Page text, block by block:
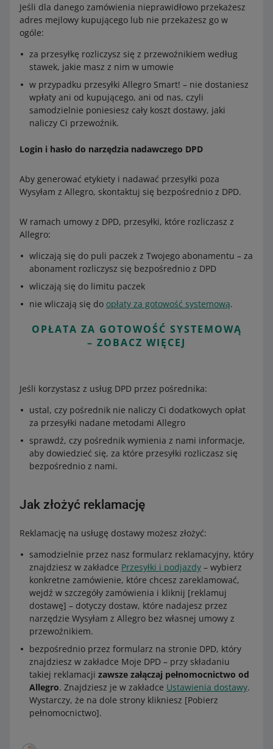
Jeśli dla danego zamówienia nieprawidłowo przekażesz
adres mejlowy kupującego lub nie przekażesz go w
ogóle:
za przesyłkę rozliczysz się z przewoźnikiem według
stawek, jakie masz z nim w umowie
w przypadku przesyłki Allegro Smart! – nie dostaniesz
wpłaty ani od kupującego, ani od nas, czyli
samodzielnie poniesiesz cały koszt dostawy, jaki
naliczy Ci przewoźnik.
Login i hasło do narzędzia nadawczego DPD
Aby generować etykiety i nadawać przesyłki poza
Wysyłam z Allegro, skontaktuj się bezpośrednio z DPD.
W ramach umowy z DPD, przesyłki, które rozliczasz z
Allegro:
wliczają się do puli paczek z Twojego abonamentu – za
abonament rozliczysz się bezpośrednio z DPD
wliczają się do limitu paczek
nie wliczają się do opłaty za gotowość systemową.
OPŁATA ZA GOTOWOŚĆ SYSTEMOWĄ
– ZOBACZ WIĘCEJ
Jeśli korzystasz z usług DPD przez pośrednika:
ustal, czy pośrednik nie naliczy Ci dodatkowych opłat
za przesyłki nadane metodami Allegro
sprawdź, czy pośrednik wymienia z nami informacje,
aby dowiedzieć się, za które przesyłki rozliczasz się
bezpośrednio z nami.
Jak złożyć reklamację
Reklamację na usługę dostawy możesz złożyć:
samodzielnie przez nasz formularz reklamacyjny, który
znajdziesz w zakładce Przesyłki i podjazdy – wybierz
konkretne zamówienie, które chcesz zareklamować,
wejdź w szczegóły zamówienia i kliknij [reklamuj
dostawę] – dotyczy dostaw, które nadajesz przez
narzędzie Wysyłam z Allegro bez własnej umowy z
przewoźnikiem.
bezpośrednio przez formularz na stronie DPD, który
znajdziesz w zakładce Moje DPD – przy składaniu
takiej reklamacji zawsze załączaj pełnomocnictwo od
Allegro. Znajdziesz je w zakładce Ustawienia dostawy.
Wystarczy, że na dole strony klikniesz [Pobierz
pełnomocnictwo].